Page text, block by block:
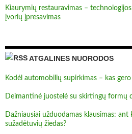
Kiaurymių restauravimas –
įvorių įpresavimas
ATGALINES NUORODOS
Kodėl automobilių supirkimas – kas gero
Deimantinė juostelė su skirtingų formų
Dažniausiai užduodamas klausimas: ant
sužadėtuvių žiedas?